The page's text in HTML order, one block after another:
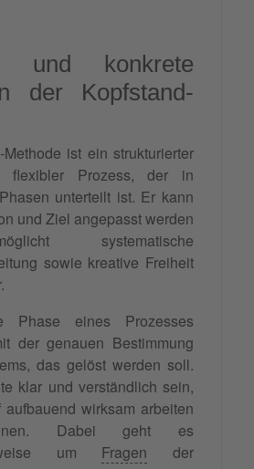
und konkrete
der Kopfstand-
ist ein strukturierter
flexibler Prozess, der in
unterteilt ist. Er kann
und Ziel angepasst werden
systematische
sowie kreative Freiheit
Phase eines Prozesses
der genauen Bestimmung
das gelöst werden soll.
klar und verständlich sein,
aufbauend wirksam arbeiten
Dabei geht es
um Fragen der